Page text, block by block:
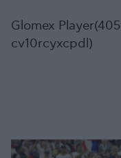
Glomex
cv10rcyxcpdl)